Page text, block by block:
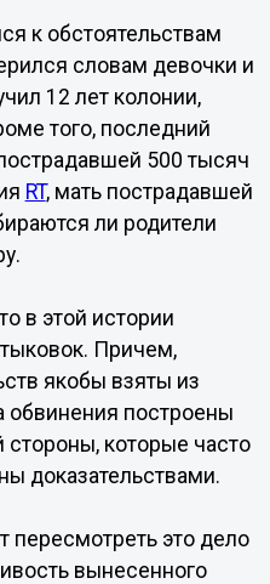
к обстоятельствам
словам девочки и
12 лет колонии,
того, последний
500 тысяч
RT, мать пострадавшей
ли родители
в этой истории
Причем,
якобы взяты из
обвинения построены
которые часто
доказательствами.
пересмотреть это дело
вынесенного